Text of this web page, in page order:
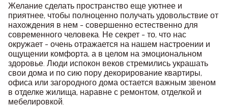
Желание сделать пространство еще уютнее и
приятнее, чтобы полноценно получать удовольствие от
нахождения в нем - совершенно естественно для
современного человека. Не секрет - то, что нас
окружает - очень отражается на нашем настроении и
ощущении комфорта, а в целом на эмоциональном
здоровье. Люди испокон веков стремились украшать
свои дома и по сию пору декорирование квартиры,
офиса или загородного дома остается важным звеном
в отделке жилища, наравне с ремонтом, отделкой и
мебелировкой.